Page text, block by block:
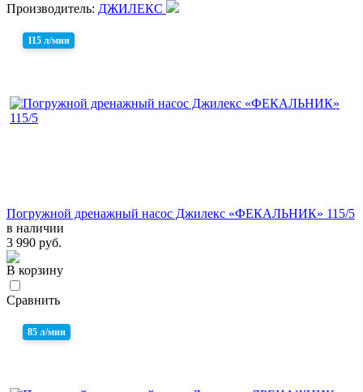
Производитель: ДЖИЛЕКС
115 л/мин
Погружной дренажный насос Джилекс «ФЕКАЛЬНИК» 115/5
в наличии
3 990 руб.
В корзину
Сравнить
85 л/мин